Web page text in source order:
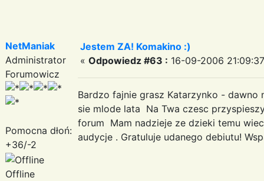
NetManiak
Administrator
Forumowicz
Pomocna dłoń:
+36/-2
Offline
Jestem ZA! Komakino :)
« Odpowiedz #63 : 16-09-2006
Bardzo fajnie grasz Katarzynko - dawno
sie mlode lata Na Twa czesc
forum Mam nadzieje ze dzieki temu
audycje . Gratuluje udanego debiutu!